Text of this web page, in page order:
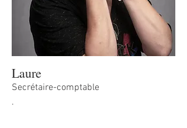
Laure
Secrétaire-comptable
.